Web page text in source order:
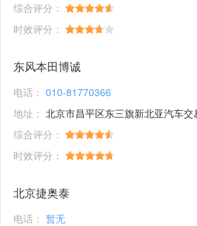
综合评分：
时效评分：
东风本田博诚
电话： 010-81770366
地址： 北京市昌平区东三旗新北亚汽车
综合评分：
时效评分：
北京捷奥泰
电话： 暂无